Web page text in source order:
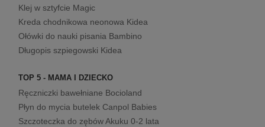
Klej w sztyfcie Magic
Kreda chodnikowa neonowa Kidea
Ołówki do nauki pisania Bambino
Długopis szpiegowski Kidea
TOP 5 - MAMA I DZIECKO
Ręczniczki bawełniane Bocioland
Płyn do mycia butelek Canpol Babies
Szczoteczka do zębów Akuku 0-2 lata